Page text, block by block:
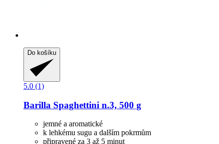
Do košíku
5.0 (1)
Barilla Spaghettini n.3, 500 g
jemné a aromatické
k lehkému sugu a dalším pokrmům
připravené za 3 až 5 minut